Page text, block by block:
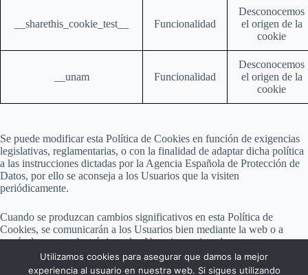
__sharethis_cookie_test__ Funcionalidad
Desconocemos
el origen de la
cookie
__unam Funcionalidad
Desconocemos
el origen de la
cookie
Se puede modificar esta Política de Cookies en función de exigencias
legislativas, reglamentarias, o con la finalidad de adaptar dicha política
a las instrucciones dictadas por la Agencia Española de Protección de
Datos, por ello se aconseja a los Usuarios que la visiten
periódicamente.
Cuando se produzcan cambios significativos en esta Política de
Cookies, se comunicarán a los Usuarios bien mediante la web o a
través de correo electrónico a los Usuarios registrados.
Utilizamos cookies para asegurar que damos la mejor
experiencia al usuario en nuestra web. Si sigues utilizando